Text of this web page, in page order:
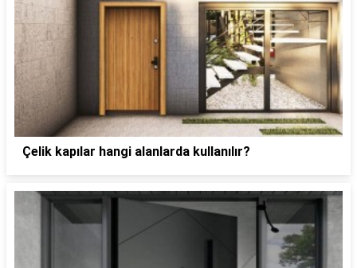
Çelik kapılar hangi alanlarda kullanılır?